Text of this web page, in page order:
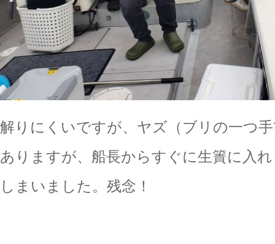
解りにくいですが、ヤズ（ブリの一つ
ありますが、船長からすぐに生簀に入
しまいました。残念！